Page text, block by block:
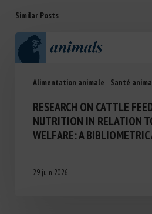
Similar Posts
Alimentation animale Santé
RESEARCH ON CATTLE
NUTRITION IN RELATION
WELFARE: A BIBLIOMETRIC
29 juin 2026